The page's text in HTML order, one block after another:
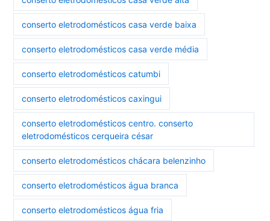
conserto eletrodomésticos casa verde baixa
conserto eletrodomésticos casa verde média
conserto eletrodomésticos catumbi
conserto eletrodomésticos caxingui
conserto eletrodomésticos centro. conserto
eletrodomésticos cerqueira césar
conserto eletrodomésticos chácara belenzinho
conserto eletrodomésticos água branca
conserto eletrodomésticos água fria